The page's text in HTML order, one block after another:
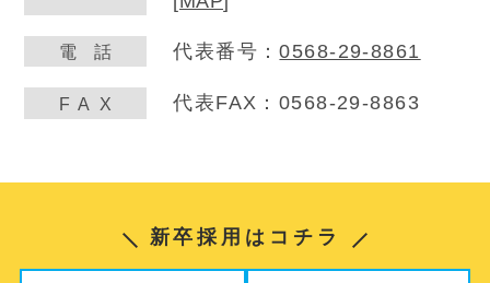
電話 代表番号：0568-29-8861
FA X 代表FAX：0568-29-8863
新卒採用はコチラ